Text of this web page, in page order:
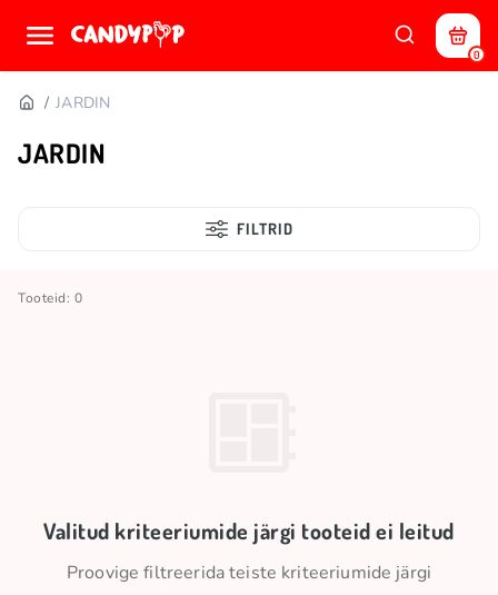
0
JARDIN
JARDIN
FILTRID
Tooteid: 0
Valitud kriteeriumide järgi tooteid ei leitud
Proovige filtreerida teiste kriteeriumide järgi